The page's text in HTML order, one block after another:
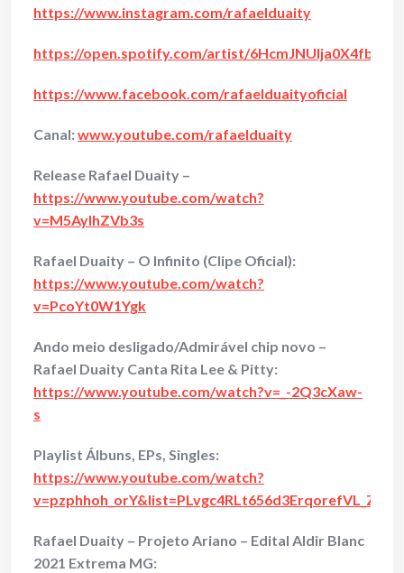
https://www.instagram.com/rafaelduaity
https://open.spotify.com/artist/
https://www.facebook.com/rafaelduaityoficial
Canal:www.youtube.com/rafaelduaity
Release Rafael Duaity –
https://www.youtube.com/watch?
v=M5AyIhZVb3s
Rafael Duaity – O Infinito (Clipe Oficial):
https://www.youtube.com/watch?
v=PcoYt0W1Ygk
Ando meio desligado/Admirável chip novo –
Rafael Duaity Canta Rita Lee & Pitty:
https://www.youtube.com/watch?v=_-2Q3cXaw-
s
Playlist Álbuns, EPs, Singles:
https://www.youtube.com/watch?
Rafael Duaity – Projeto Ariano – Edital Aldir Blanc
2021 Extrema MG: